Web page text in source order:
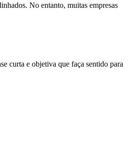
No entanto, muitas empresas
curta e objetiva que faça sentido para